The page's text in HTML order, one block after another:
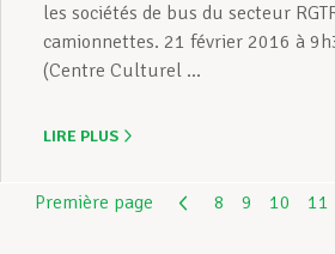
les sociétés de bus du secteur
camionnettes. 21 février 2016 à
(Centre Culturel ...
LIRE PLUS
Première page 8 9 10 11